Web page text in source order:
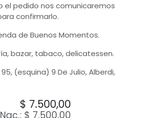
el pedido nos comunicaremos
confirmarlo.
de Buenos Momentos.
bazar, tabaco, delicatessen.
(esquina) 9 De Julio, Alberdi,
$ 7.500,00
$ 7.500,00